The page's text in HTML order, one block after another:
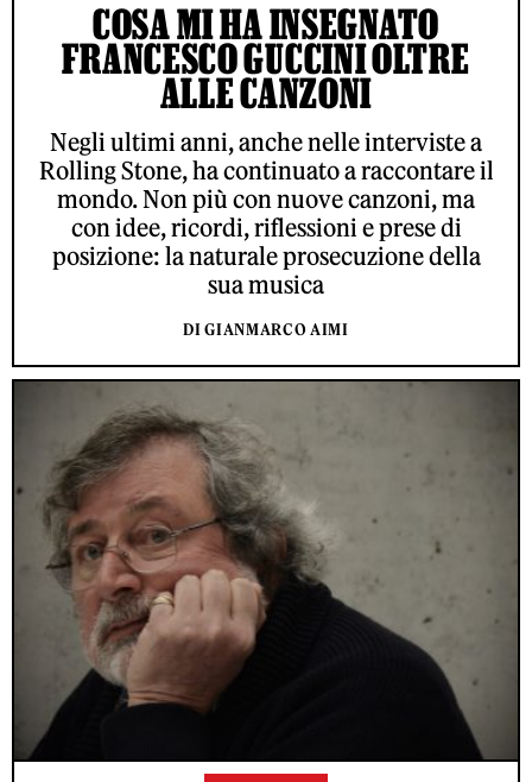
COSA MI HA INSEGNATO
FRANCESCO GUCCINI OLTRE
ALLE CANZONI
Negli ultimi anni, anche nelle interviste a
Rolling Stone, ha continuato a raccontare il
mondo. Non più con nuove canzoni, ma
con idee, ricordi, riflessioni e prese di
posizione: la naturale prosecuzione della
sua musica
DI GIANMARCO AIMI